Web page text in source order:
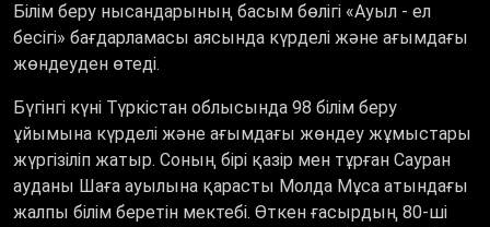
Білім беру нысандарының басым бөлігі «Ауыл - ел
бесігі» бағдарламасы аясында күрделі және ағымдағы
жөндеуден өтеді.
Бүгінгі күні Түркістан облысында 98 білім беру
ұйымына күрделі және ағымдағы жөндеу жұмыстары
жүргізіліп жатыр. Соның бірі қазір мен тұрған Сауран
ауданы Шаға ауылына қарасты Молда Мұса атындағы
жалпы білім беретін мектебі. Өткен ғасырдың 80-ші